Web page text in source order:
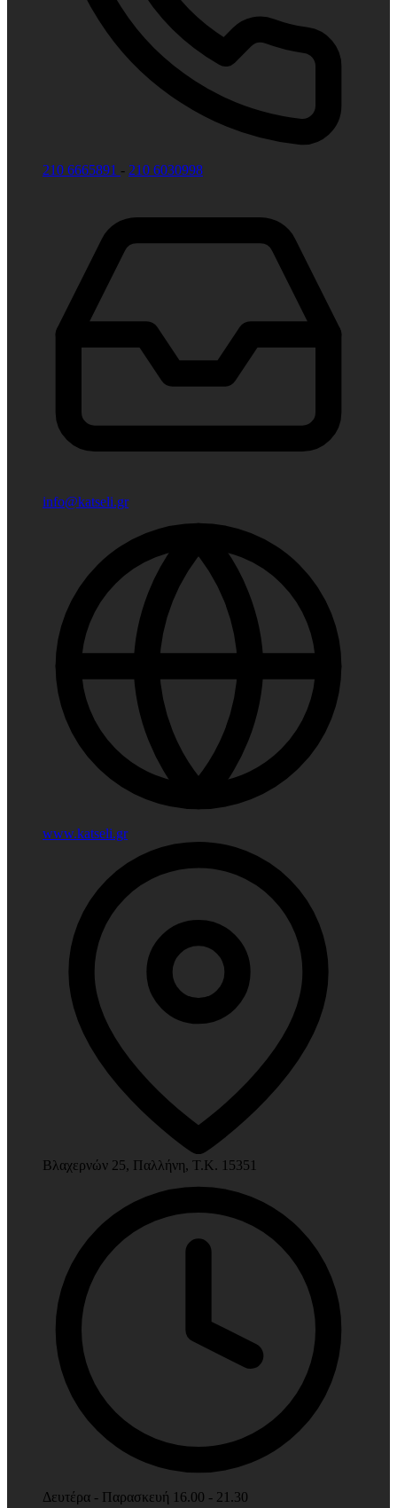
210 6665891 - 210 6030998
info@katseli.gr
www.katseli.gr
Βλαχερνών 25, Παλλήνη, Τ.Κ. 15351
Δευτέρα - Παρασκευή 16.00 - 21.30